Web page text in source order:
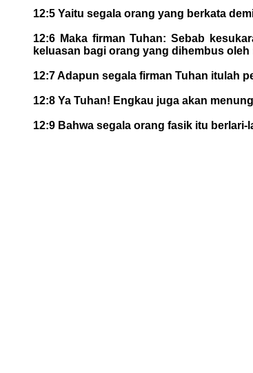
12:5 Yaitu segala orang yang berkata
12:6 Maka firman Tuhan: Sebab
keluasan bagi orang yang dihembus oleh
12:7 Adapun segala firman Tuhan itulah
12:8 Ya Tuhan! Engkau juga akan
12:9 Bahwa segala orang fasik itu